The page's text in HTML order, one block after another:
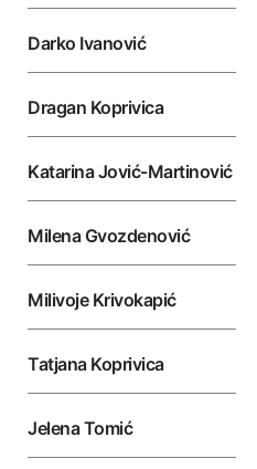
Darko Ivanović
Dragan Koprivica
Katarina Jović-Martinović
Milena Gvozdenović
Milivoje Krivokapić
Tatjana Koprivica
Jelena Tomić